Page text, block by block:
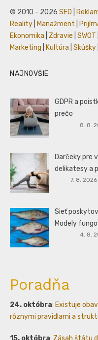
© 2010 - 2026 SEO
Reality
Manažment
Ekonomika
Zdravie SWOT
Marketing
Kultúra Skúšky
NAJNOVŠIE
GDPR a
prečo
8. 8.
Darčeky pre
delikatesy a
7. 8. 2026
Sieť
Modely
4. 8.
Poradňa
24. októbra: Existuje
rôznymi pravidlami a
15. októbra: Zásah štátu